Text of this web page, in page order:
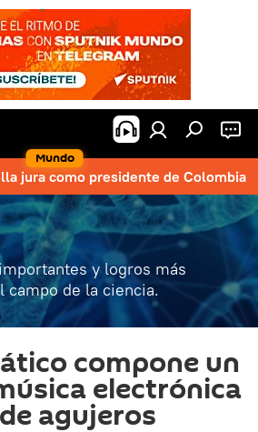
Mundo
jura como presidente de Colombia
y logros más
campo de la ciencia.
compone un
electrónica
agujeros